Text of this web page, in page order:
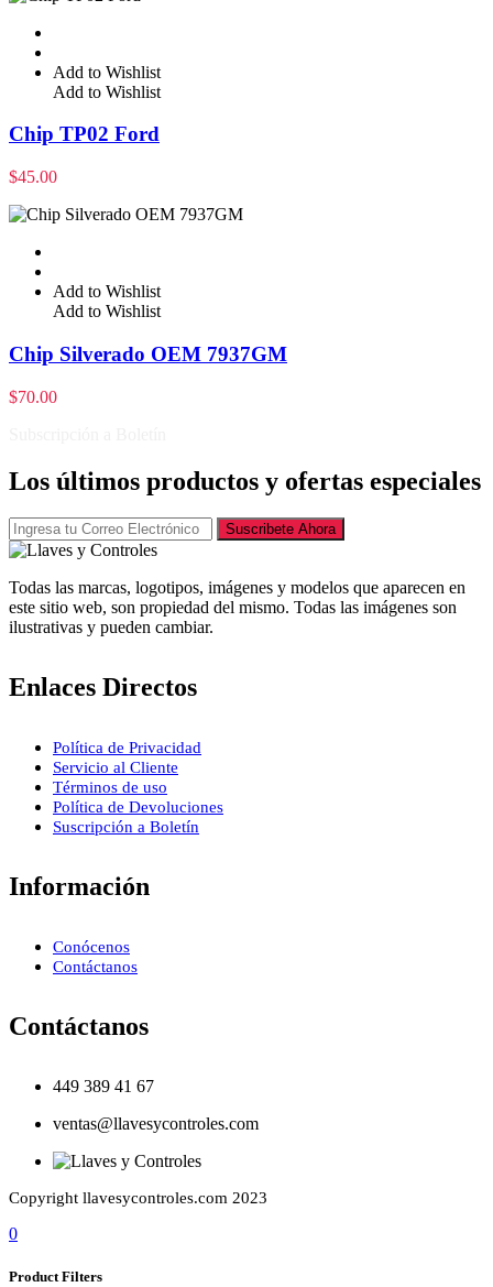
Add to Wishlist
Add to Wishlist
Chip TP02 Ford
$45.00
Add to Wishlist
Add to Wishlist
Chip Silverado OEM 7937GM
$70.00
Los últimos productos y ofertas especiales
Suscribete Ahora
Todas las marcas, logotipos, imágenes y modelos que aparecen en
este sitio web, son propiedad del mismo. Todas las imágenes son
ilustrativas y pueden cambiar.
Enlaces Directos
Política de Privacidad
Servicio al Cliente
Términos de uso
Política de Devoluciones
Suscripción a Boletín
Información
Conócenos
Contáctanos
Contáctanos
449 389 41 67
ventas@llavesycontroles.com
Copyright llavesycontroles.com 2023
0
Product Filters